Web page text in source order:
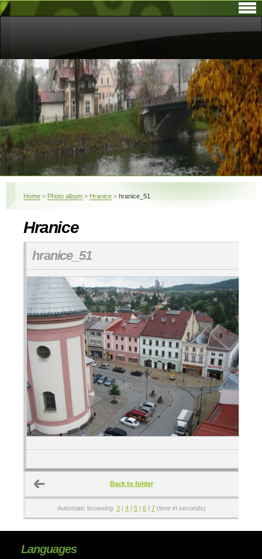
Home » Photo album » Hranice » hranice_51
Hranice
hranice_51
Back to folder
Automatic browsing: 3 | 4 | 5 | 6 | 7 (time in seconds)
Languages